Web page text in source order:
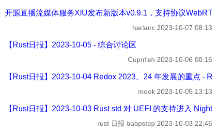
开源直播流媒体服务XIU发布新版本v0.9.1，支持协议
harlanc 2023-10-07 08:13
【Rust日报】2023-10-05 - 综合讨论区
Cupnfish 2023-10-06 00:16
【Rust日报】2023-10-04 Redox 2023、24 年发展的重点 -
mook 2023-10-05 13:13
【Rust日报】2023-10-03 Rust std 对 UEFI 的支持进入
rust 日报 babpstep 2023-10-03 22:46